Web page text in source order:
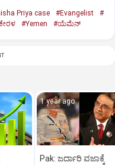
Priya case #Evangelist
#
#Yemen #ಯೆಮೆನ್‌
1 year ago
Pak: ಜರ್ದಾರಿ ವಜಾಕ್ಕೆ